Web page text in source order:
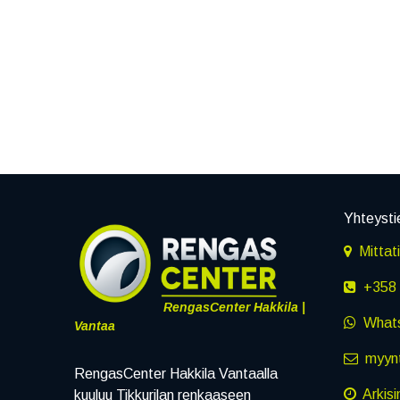
RengasCenter Hakkila |
Vantaa
RengasCenter Hakkila Vantaalla
kuuluu Tikkurilan renkaaseen
+358